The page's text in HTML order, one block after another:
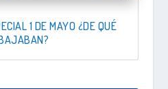
1 DE MAYO ¿DE QUÉ